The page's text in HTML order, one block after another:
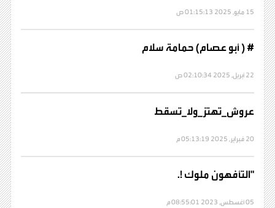
15 مايو, 2025 01:15:13 ص
# ( أبو عصام) حمامة سلام
22 أبريل, 2025 02:10:34 ص
عروش_تهتز_ولا_تسقط
20 فبراير, 2025 05:13:19 م
"التأفهون ملوك !.
05 أغسطس, 2023 08:55:01 م